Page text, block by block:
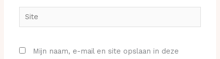
Site
Mijn naam, e-mail en site opslaan in deze